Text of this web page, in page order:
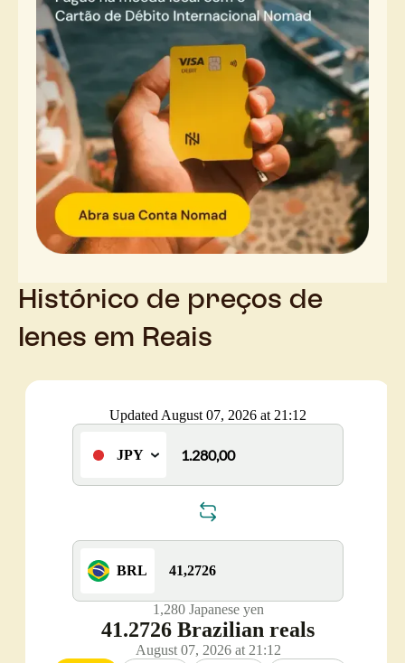
Histórico de preços de
Ienes em Reais